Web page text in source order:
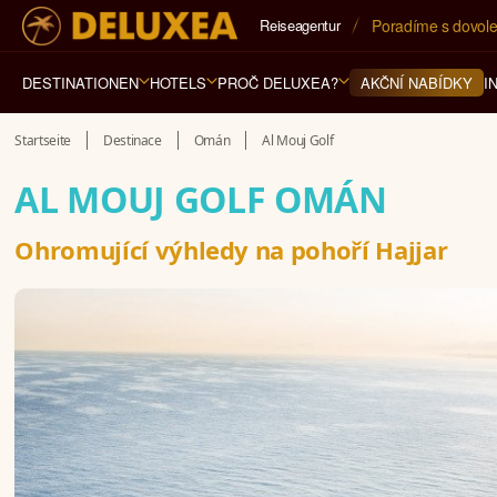
Reiseagentur Poradíme s
5* cestovní
DESTINATIONEN HOTELS PROČ DELUXEA? AKČNÍ NABÍDKY
Startseite Destinace Omán Al Mouj Golf
AL MOUJ GOLF OMÁN
Ohromující výhledy na pohoří Hajjar